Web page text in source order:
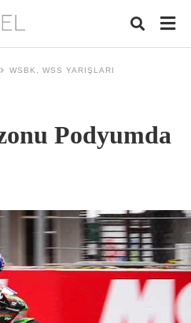
your
WSBK, WSS YARIŞLARI
Podyumda